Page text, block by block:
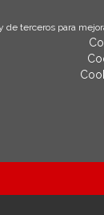
de terceros para